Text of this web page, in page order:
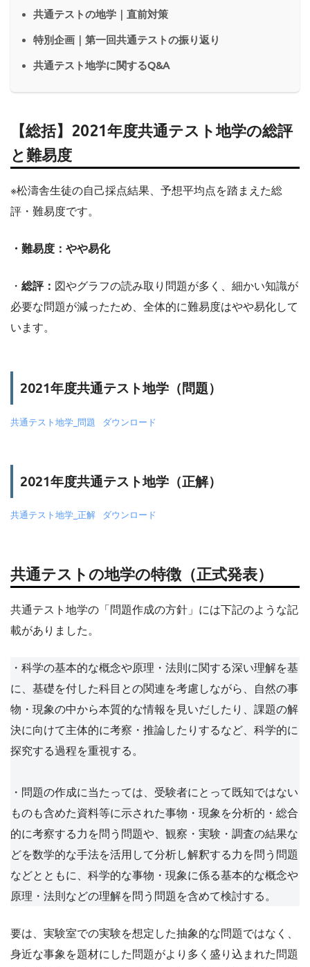
共通テストの地学｜直前対策
特別企画｜第一回共通テストの振り返り
共通テスト地学に関するQ&A
【総括】2021年度共通テスト地学の総評
と難易度
※松濤舎生徒の自己採点結果、予想平均点を踏まえた総
評・難易度です。
・難易度：やや易化
・ 総評： 図やグラフの読み取り問題が多く、細かい知識が
必要な問題が減ったため、全体的に難易度はやや易化して
います。
2021年度共通テスト地学（問題）
共通テスト地学_問題 ダウンロード
2021年度共通テスト地学（正解）
共通テスト地学_正解 ダウンロード
共通テストの地学の特徴（正式発表）
共通テスト地学の「問題作成の方針」には下記のような記
載がありました。
・科学の基本的な概念や原理・法則に関する深い理解を基
に、基礎を付した科目との関連を考慮しながら、自然の事
物・現象の中から本質的な情報を見いだしたり、課題の解
決に向けて主体的に考察・推論したりするなど、科学的に
探究する過程を重視する。
・問題の作成に当たっては、受験者にとって既知ではない
ものも含めた資料等に示された事物・現象を分析的・総合
的に考察する力を問う問題や、観察・実験・調査の結果な
どを数学的な手法を活用して分析し解釈する力を問う問題
などとともに、科学的な事物・現象に係る基本的な概念や
原理・法則などの理解を問う問題を含めて検討する。
要は、実験室での実験を想定した抽象的な問題ではなく、
身近な事象を題材にした問題がより多く盛り込まれた問題